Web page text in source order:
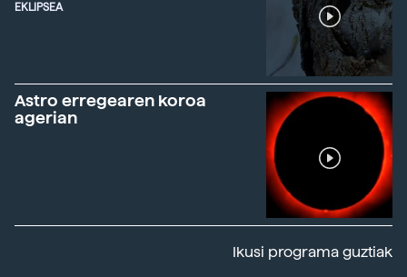
EKLIPSEA
Astro erregearen koroa
agerian
Ikusi programa guztiak